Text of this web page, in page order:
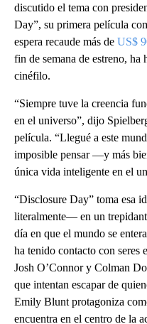
discutido el tema con
Day”, su primera película
espera recaude más de US$
fin de semana de estreno, ha
cinéfilo.
“Siempre tuve la creencia
en el universo”, dijo
película. “Llegué a este
imposible pensar —y más
única vida inteligente en el
“Disclosure Day” toma esa
literalmente— en un
día en que el mundo se
ha tenido contacto con seres
Josh O’Connor y Colman
que intentan escapar de
Emily Blunt protagoniza
encuentra en el centro de la